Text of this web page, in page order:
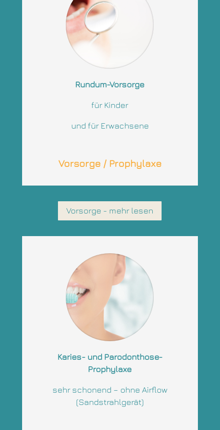
Rundum-Vorsorge
für Kinder
und für Erwachsene
Vorsorge / Prophylaxe
Vorsorge - mehr lesen
Karies- und Parodonthose-
Prophylaxe
sehr schonend – ohne Airflow
(Sandstrahlgerät)